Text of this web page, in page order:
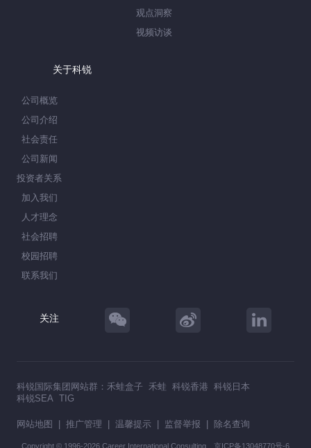
观点洞察
视频访谈
关于科锐
公司概览
公司介绍
社会责任
公司新闻
投资者关系
加入我们
人才理念
社会招聘
校园招聘
联系我们
关注
科锐国际集团网站群： 禾蛙盒子 禾蛙 科锐香港 科锐日本
科锐SEA TIG
网站地图 推广管理 温馨提示 监督举报 除名查询
Copyright © 1996-2026 Career International Consulting 京ICP备13048770号-6